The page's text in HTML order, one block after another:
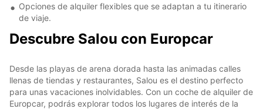
Opciones de alquiler flexibles que se adaptan a tu itinerario
de viaje.
Descubre Salou con Europcar
Desde las playas de arena dorada hasta las animadas calles
llenas de tiendas y restaurantes, Salou es el destino perfecto
para unas vacaciones inolvidables. Con un coche de alquiler de
Europcar, podrás explorar todos los lugares de interés de la